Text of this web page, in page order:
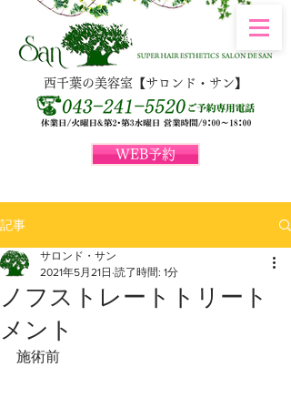
WEB予約
西千葉の美容室【サロンド・サン】
記事
ノフストレートトリート
メント
サロンド・サン
2021年5月21日 読了時間: 1分
施術前